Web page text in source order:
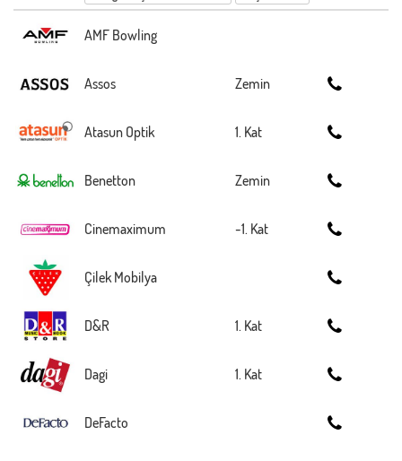
AMF Bowling
Assos Zemin
Atasun Optik 1. Kat
Benetton Zemin
Cinemaximum -1. Kat
Çilek Mobilya
D&R 1. Kat
Dagi 1. Kat
DeFacto